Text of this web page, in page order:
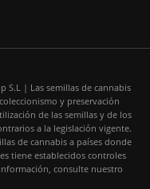
S.L | Las semillas de cannabis
y preservación
de las semillas y de los
a la legislación vigente.
de cannabis a países donde
tiene establecidos controles
consulte nuestro